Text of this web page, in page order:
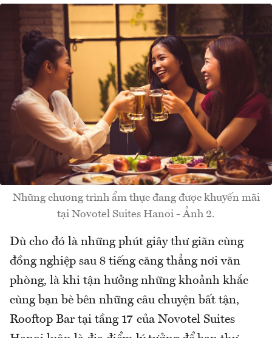
Những chương trình ẩm thực đang được khuyến mãi
tại Novotel Suites Hanoi - Ảnh 2.
Dù cho đó là những phút giây thư giãn cùng
đồng nghiệp sau 8 tiếng căng thẳng nơi văn
phòng, là khi tận hưởng những khoảnh khắc
cùng bạn bè bên những câu chuyện bất tận,
Rooftop Bar tại tầng 17 của Novotel Suites